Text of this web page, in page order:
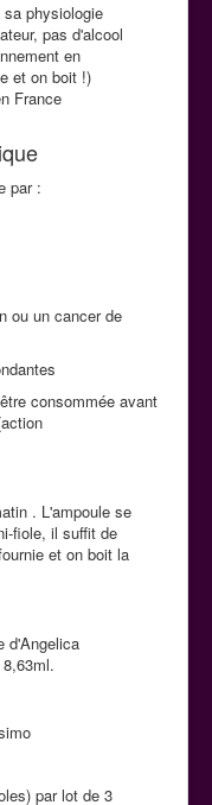
physiologie
pas d'alcool
en
et on boit !)
France
par :
ou un cancer de
consommée avant
. L'ampoule se
fiole, il suffit de
et on boit la
d'Angelica
par lot de 3